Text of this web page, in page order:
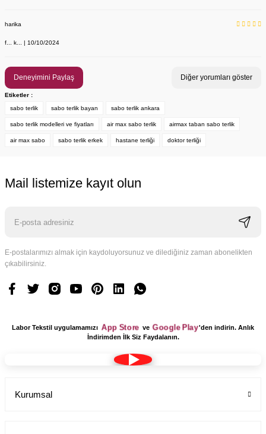
Yaka Kartı Askısı Lacivert Diş Desenli
harika
f... k... | 10/10/2024
Deneyimini Paylaş Diğer yorumları göster
Etiketler :
sabo terlik
sabo terlik bayan sabo terlik ankara
sabo terlik modelleri ve fiyatları air max sabo terlik airmax taban sabo terlik
air max sabo sabo terlik erkek hastane terliği doktor terliği
Mail listemize kayıt olun
E-postalarımızı almak için kaydoluyorsunuz ve dilediğiniz zaman abonelikten
çıkabilirsiniz.
Labor Tekstil uygulamamızı App Store ve Google Play 'den indirin. Anlık
İndirimden İlk Siz Faydalanın.
Kurumsal